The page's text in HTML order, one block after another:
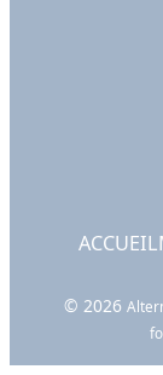
ACCUEIL
© 2026